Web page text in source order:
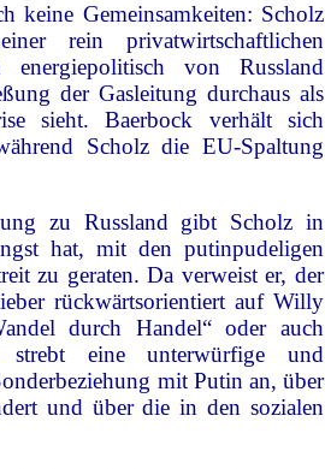
keine Gemeinsamkeiten: Scholz
rein privatwirtschaftlichen
energiepolitisch von Russland
der Gasleitung durchaus als
sieht. Baerbock verhält sich
Scholz die EU-Spaltung
zu Russland gibt Scholz in
hat, mit den putinpudeligen
zu geraten. Da verweist er, der
rückwärtsorientiert auf Willy
durch Handel“ oder auch
strebt eine unterwürfige und
mit Putin an, über
und über die in den sozialen